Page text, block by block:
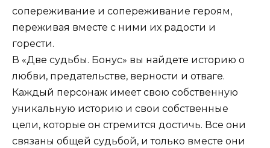
сопереживание и сопереживание героям,
переживая вместе с ними их радости и
горести.
В «Две судьбы. Бонус» вы найдете историю о
любви, предательстве, верности и отваге.
Каждый персонаж имеет свою собственную
уникальную историю и свои собственные
цели, которые он стремится достичь. Все они
связаны общей судьбой, и только вместе они